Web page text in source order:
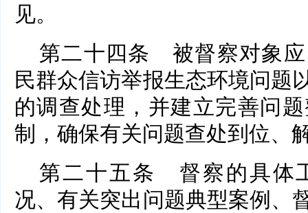
见。
第二十四条 被督察对象应
民群众信访举报生态环境问题
的调查处理，并建立完善问
制，确保有关问题查处到位、
第二十五条 督察的具体
况、有关突出问题典型案例、